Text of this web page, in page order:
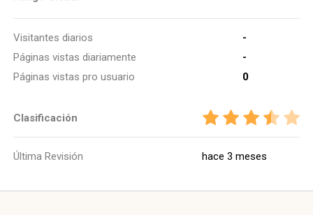
Visitantes diarios
-
Páginas vistas diariamente
-
Páginas vistas pro usuario
0
Clasificación
Última Revisión hace 3 meses